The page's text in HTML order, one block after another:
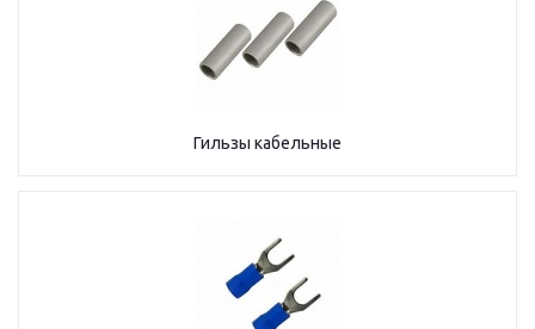
Гильзы кабельные